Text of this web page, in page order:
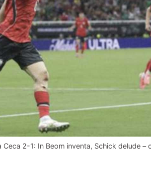
Ceca 2-1: In Beom inventa, Schick delude –